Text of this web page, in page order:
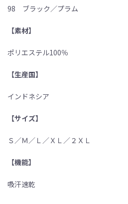
98 ブラック／プラム
【素材】
ポリエステル100％
【生産国】
インドネシア
【サイズ】
Ｓ／Ｍ／Ｌ／ＸＬ／２ＸＬ
【機能】
吸汗速乾